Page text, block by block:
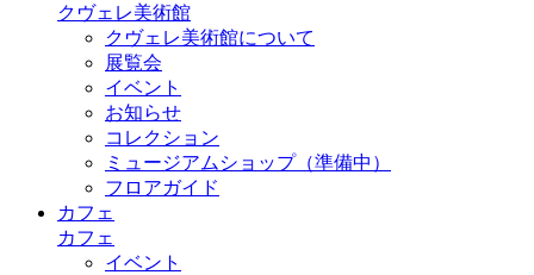
クヴェレ美術館
クヴェレ美術館について
展覧会
イベント
お知らせ
コレクション
ミュージアムショップ（準備中）
フロアガイド
カフェ
カフェ
イベント